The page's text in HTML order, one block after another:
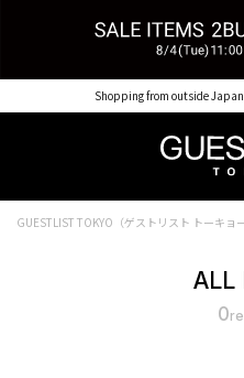
Shopping from outside
GUESTLIST TOKYO（ゲストリスト トーキョ
ALL
0